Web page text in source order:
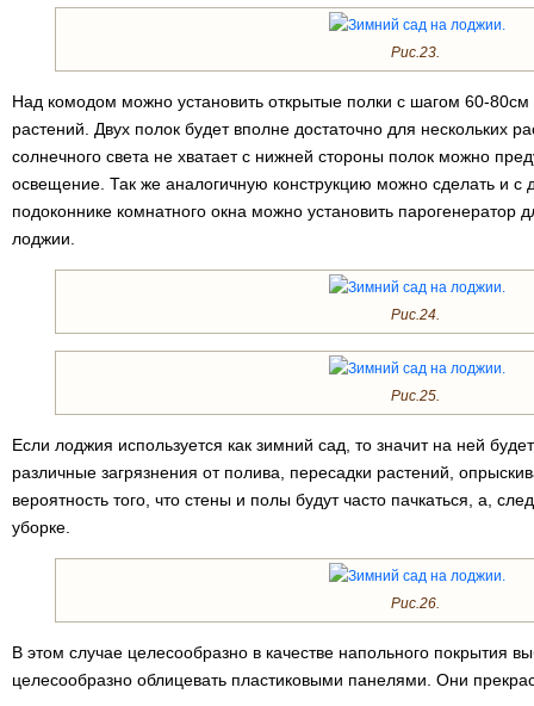
Рис.23.
Над комодом можно установить открытые полки с шагом 60-80см
растений. Двух полок будет вполне достаточно для нескольких
солнечного света не хватает с нижней стороны полок можно
освещение. Так же аналогичную конструкцию можно сделать и с
подоконнике комнатного окна можно установить парогенератор
лоджии.
Рис.24.
Рис.25.
Если лоджия используется как зимний сад, то значит на ней
различные загрязнения от полива, пересадки растений,
вероятность того, что стены и полы будут часто пачкаться, а,
уборке.
Рис.26.
В этом случае целесообразно в качестве напольного покрытия
целесообразно облицевать пластиковыми панелями. Они